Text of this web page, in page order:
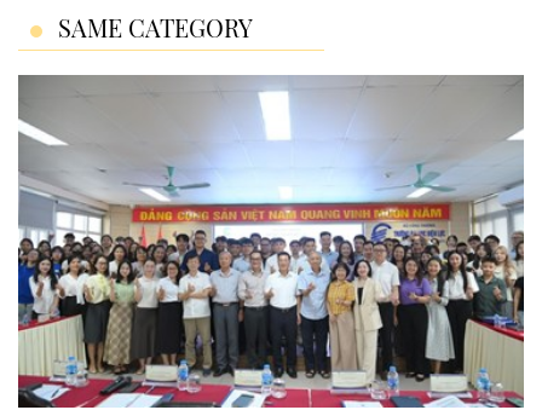
SAME CATEGORY